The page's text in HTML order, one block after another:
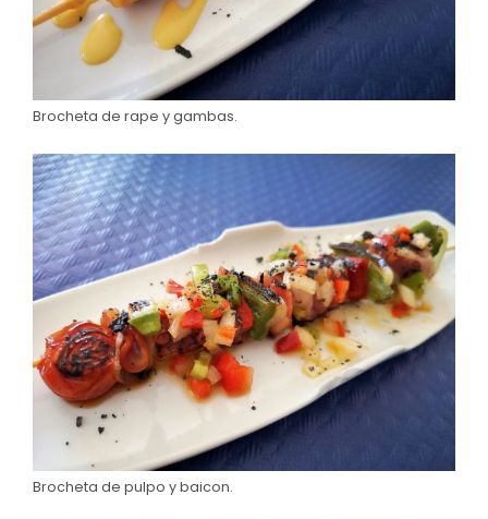
Brocheta de rape y gambas.
Brocheta de pulpo y baicon.